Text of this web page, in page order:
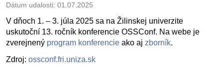
Dátum udalosti: 01.07.2025
V dňoch 1. – 3. júla 2025 sa na Žilinskej univerzite
uskutoční 13. ročník konferencie OSSConf. Na webe je
zverejnený program konferencie ako aj zborník.
Zdroj: ossconf.fri.uniza.sk